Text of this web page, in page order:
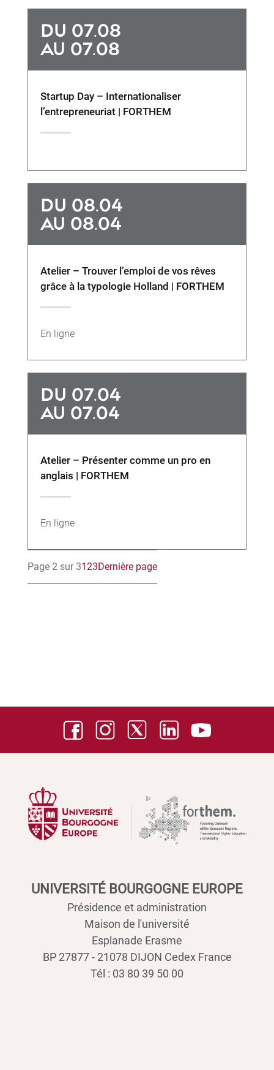
DU 07.08
AU 07.08
Startup Day – Internationaliser
l’entrepreneuriat | FORTHEM
DU 08.04
AU 08.04
Atelier – Trouver l’emploi de vos rêves
grâce à la typologie Holland | FORTHEM
En ligne
DU 07.04
AU 07.04
Atelier – Présenter comme un pro en
anglais | FORTHEM
En ligne
Page 2 sur 3123Dernière page
UNIVERSITÉ BOURGOGNE EUROPE
Présidence et administration
Maison de l'université
Esplanade Erasme
BP 27877 - 21078 DIJON Cedex France
Tél : 03 80 39 50 00